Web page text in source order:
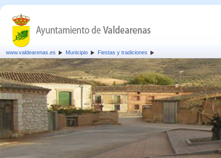
www.valdearenas.es Municipio Fiestas y tradiciones